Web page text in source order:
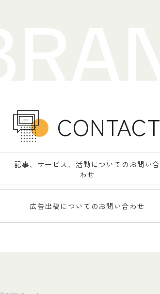
CONTACT
記事、サービス、 活動についてのお問い合
わせ
広告出稿についてのお問い合わせ